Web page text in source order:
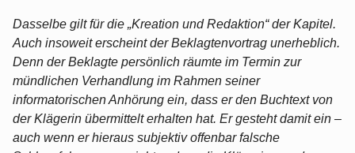
Dasselbe gilt für die „Kreation und Redaktion“ der Kapitel.
Auch insoweit erscheint der Beklagtenvortrag unerheblich.
Denn der Beklagte persönlich räumte im Termin zur
mündlichen Verhandlung im Rahmen seiner
informatorischen Anhörung ein, dass er den Buchtext von
der Klägerin übermittelt erhalten hat. Er gesteht damit ein –
auch wenn er hieraus subjektiv offenbar falsche